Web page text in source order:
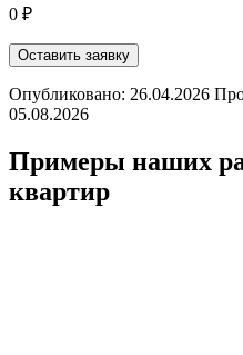
0 ₽
Оставить заявку
Опубликовано: 26.04.2026
05.08.2026
Примеры наших
квартир